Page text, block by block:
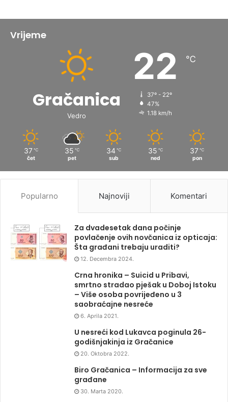
Vrijeme
Gračanica
Vedro
22 ℃
37º - 22º
47%
1.18 km/h
37 ℃
čet
35 ℃
pet
34 ℃
sub
35 ℃
ned
37 ℃
pon
Popularno Najnoviji Komentari
Za dvadesetak dana počinje
povlačenje ovih novčanica iz opticaja:
Šta građani trebaju uraditi?
12. Decembra 2024.
Crna hronika – Suicid u Pribavi,
smrtno stradao pješak u Doboj Istoku
– Više osoba povrijeđeno u 3
saobraćajne nesreće
6. Aprila 2021.
U nesreći kod Lukavca poginula 26-
godišnjakinja iz Gračanice
20. Oktobra 2022.
Biro Gračanica – Informacija za sve
građane
30. Marta 2020.